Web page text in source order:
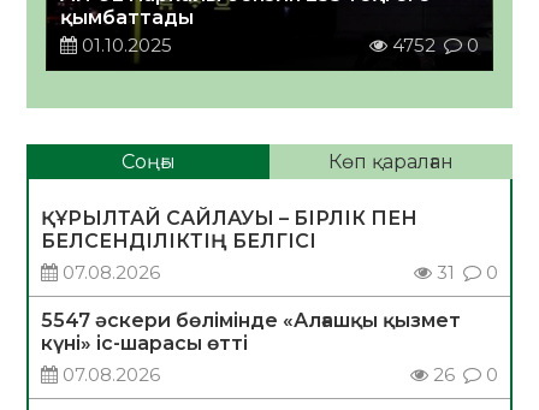
қымбаттады
01.10.2025
4752 0
Соңғы Көп қаралған
ҚҰРЫЛТАЙ САЙЛАУЫ – БІРЛІК ПЕН
БЕЛСЕНДІЛІКТІҢ БЕЛГІСІ
07.08.2026
31 0
5547 әскери бөлімінде «Алғашқы қызмет
күні» іс-шарасы өтті
07.08.2026
26 0